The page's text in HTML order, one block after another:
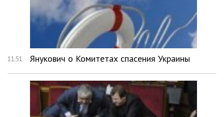
11:51 Янукович о Комитетах спасения Украины